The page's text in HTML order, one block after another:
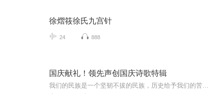
徐熠筱徐氏九宫针
24 888
国庆献礼！领先声创国庆诗歌特辑